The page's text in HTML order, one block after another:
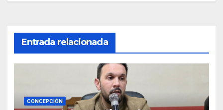
Entrada relacionada
CONCEPCIÓN